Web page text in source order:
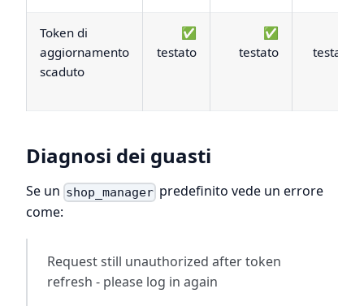
Token di
aggiornamento
scaduto
✅
testato
✅
testato
testato
Diagnosi dei guasti
Se un shop_manager predefinito vede un errore
come:
Request still unauthorized after token
refresh - please log in again